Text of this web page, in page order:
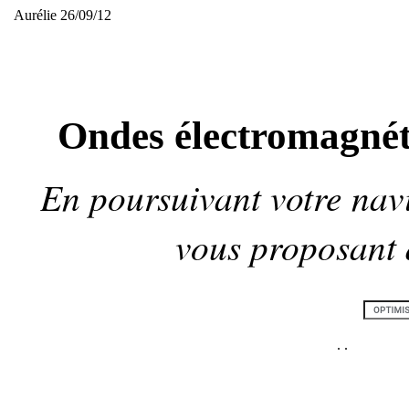
Aurélie 26/09/12
Ondes
En poursuivant votre
vous proposant
. .